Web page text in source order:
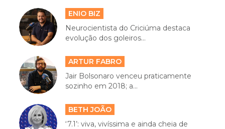
ENIO BIZ
Neurocientista do Criciúma destaca
evolução dos goleiros...
ARTUR FABRO
Jair Bolsonaro venceu praticamente
sozinho em 2018; a...
BETH JOÃO
‘7.1’: viva, vivíssima e ainda cheia de